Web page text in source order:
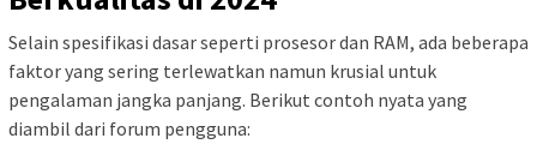
Selain spesifikasi dasar seperti prosesor dan RAM, ada beberapa
faktor yang sering terlewatkan namun krusial untuk
pengalaman jangka panjang. Berikut contoh nyata yang
diambil dari forum pengguna: